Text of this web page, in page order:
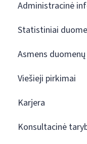
Administracinė
Statistiniai
Asmens
Viešieji pirkimai
Karjera
Konsultacinė